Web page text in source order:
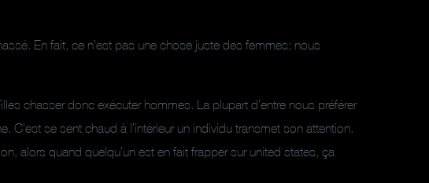
En fait, ce n’est pas une chose juste des femmes; nous
chasser donc exécuter hommes. La plupart d’entre nous préférer
C’est se sent chaud à l’intérieur un individu transmet son attention.
alors quand quelqu’un est en fait frapper sur united states, ça